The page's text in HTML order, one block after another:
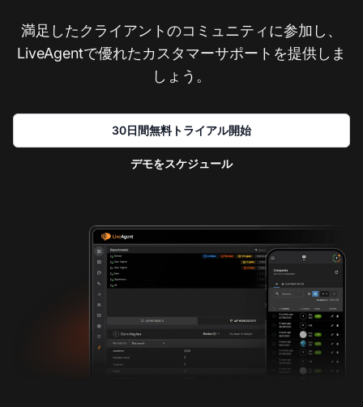
満足したクライアントのコミュニティに参加し、
LiveAgentで優れたカスタマーサポートを提供しま
しょう。
30日間無料トライアル開始
デモをスケジュール